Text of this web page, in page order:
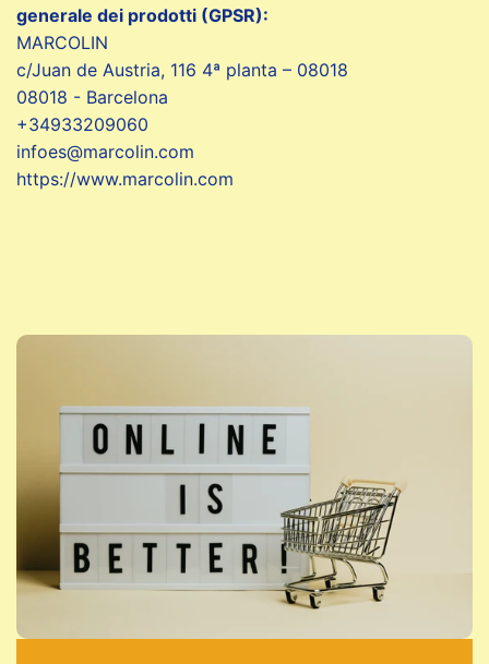
generale dei prodotti (GPSR):
MARCOLIN
c/Juan de Austria, 116 4ª planta – 08018
08018 - Barcelona
+34933209060
infoes@marcolin.com
https://www.marcolin.com